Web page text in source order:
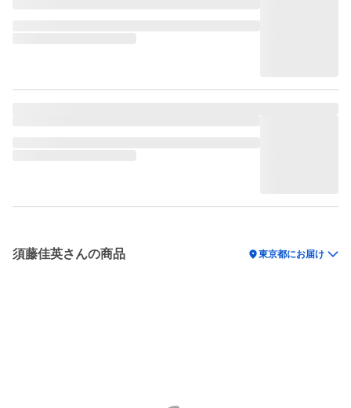
須藤佳英さんの商品 location_on東京都にお届け